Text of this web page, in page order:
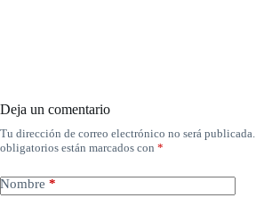
Deja un comentario
Tu dirección de correo electrónico no será publicada.
obligatorios están marcados con *
Nombre *